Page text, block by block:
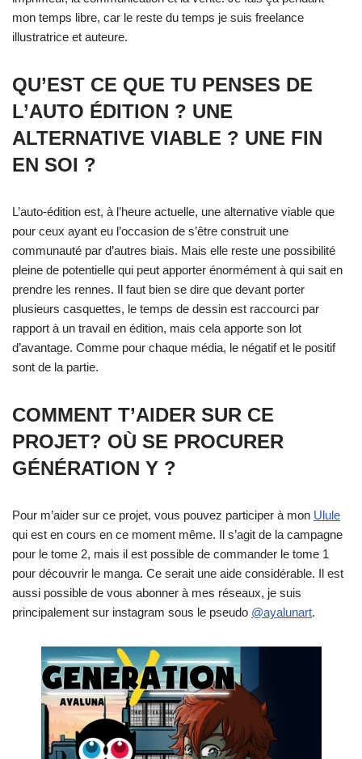
mon temps libre, car le reste du temps je suis freelance
illustratrice et auteure.
QU’EST CE QUE TU PENSES DE
L’AUTO ÉDITION ? UNE
ALTERNATIVE VIABLE ? UNE FIN
EN SOI ?
L’auto-édition est, à l’heure actuelle, une alternative viable que
pour ceux ayant eu l’occasion de s’être construit une
communauté par d’autres biais. Mais elle reste une possibilité
pleine de potentielle qui peut apporter énormément à qui sait en
prendre les rennes. Il faut bien se dire que devant porter
plusieurs casquettes, le temps de dessin est raccourci par
rapport à un travail en édition, mais cela apporte son lot
d’avantage. Comme pour chaque média, le négatif et le positif
sont de la partie.
COMMENT T’AIDER SUR CE
PROJET? OÙ SE PROCURER
GÉNÉRATION Y ?
Pour m’aider sur ce projet, vous pouvez participer à mon Ulule
qui est en cours en ce moment même. Il s’agit de la campagne
pour le tome 2, mais il est possible de commander le tome 1
pour découvrir le manga. Ce serait une aide considérable. Il est
aussi possible de vous abonner à mes réseaux, je suis
principalement sur instagram sous le pseudo @ayalunart.